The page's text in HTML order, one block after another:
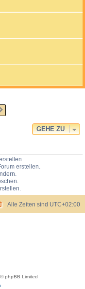
GEHE ZU
erstellen.
Alle Zeiten sind UTC+02:00
phpBB Limited